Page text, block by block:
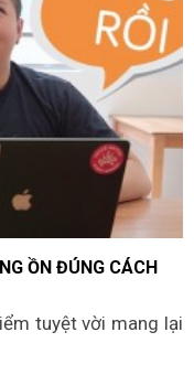
ỒN ĐÚNG CÁCH
tuyệt vời mang lại